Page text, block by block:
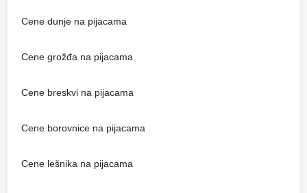
Cene dunje na pijacama
Cene grožđa na pijacama
Cene breskvi na pijacama
Cene borovnice na pijacama
Cene lešnika na pijacama